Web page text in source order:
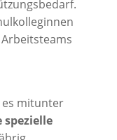
mitunter
spezielle